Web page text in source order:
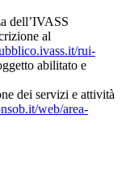
dell’IVASS
al
rui-
abilitato e
dei servizi e attività
web/area-